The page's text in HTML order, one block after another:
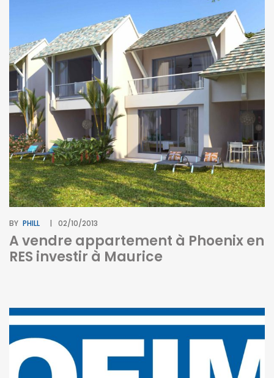
BY PHILL 02/10/2013
A vendre appartement à Phoenix en
RES investir à Maurice